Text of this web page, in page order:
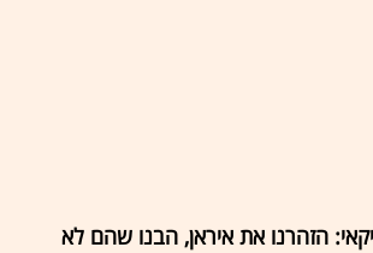
הזהרנו את איראן, הבנו שהם לא